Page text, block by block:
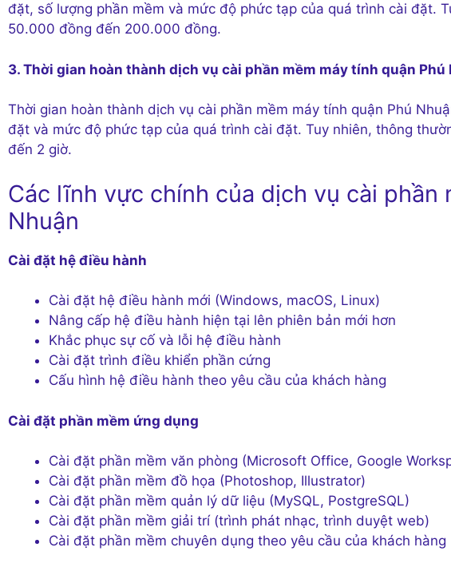
đặt, số lượng phần mềm và mức độ phức tạp của quá trình cài đặt.
50.000 đồng đến 200.000 đồng.
3. Thời gian hoàn thành dịch vụ cài phần mềm máy tính quận Phú
Thời gian hoàn thành dịch vụ cài phần mềm máy tính quận Phú
đặt và mức độ phức tạp của quá trình cài đặt. Tuy nhiên, thông
đến 2 giờ.
Các lĩnh vực chính của dịch vụ cài phần
Nhuận
Cài đặt hệ điều hành
Cài đặt hệ điều hành mới (Windows, macOS, Linux)
Nâng cấp hệ điều hành hiện tại lên phiên bản mới hơn
Khắc phục sự cố và lỗi hệ điều hành
Cài đặt trình điều khiển phần cứng
Cấu hình hệ điều hành theo yêu cầu của khách hàng
Cài đặt phần mềm ứng dụng
Cài đặt phần mềm văn phòng (Microsoft Office, Google
Cài đặt phần mềm đồ họa (Photoshop, Illustrator)
Cài đặt phần mềm quản lý dữ liệu (MySQL, PostgreSQL)
Cài đặt phần mềm giải trí (trình phát nhạc, trình duyệt web)
Cài đặt phần mềm chuyên dụng theo yêu cầu của khách hàng